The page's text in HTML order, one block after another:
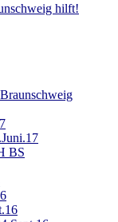
hilft!
BS